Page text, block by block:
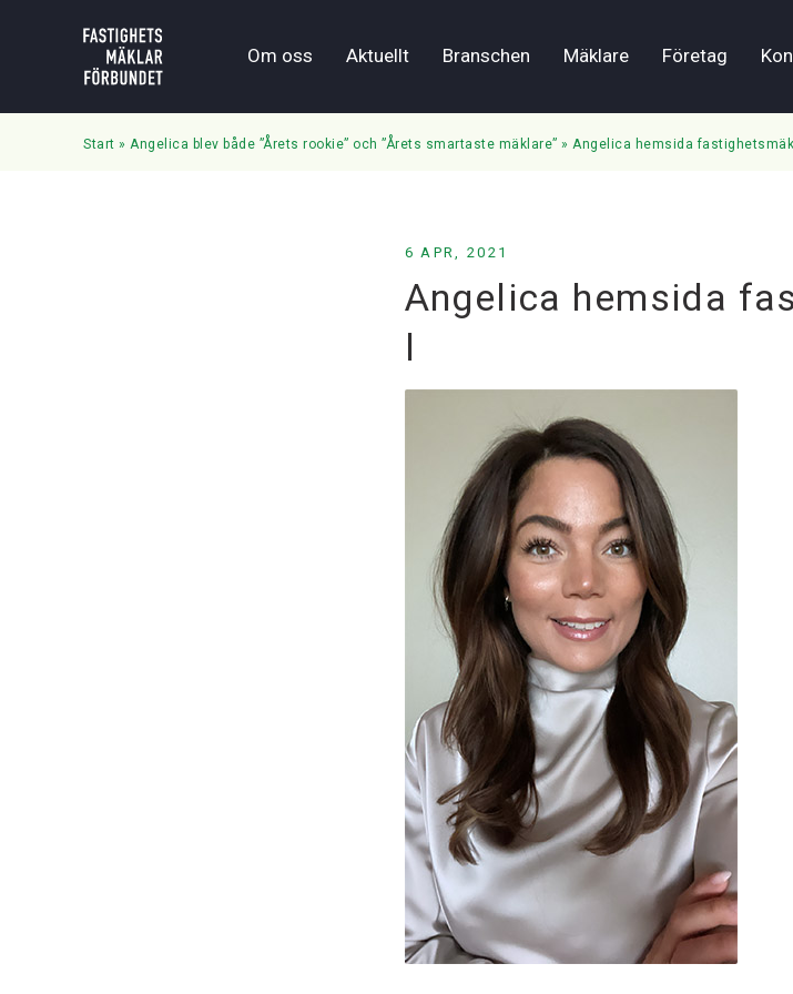
Om oss Aktuellt Branschen Mäklare Företag
Start » Angelica blev både ”Årets rookie” och ”Årets smartaste mäklare” » Angelica hemsida
6 APR, 2021
Angelica hemsida
l